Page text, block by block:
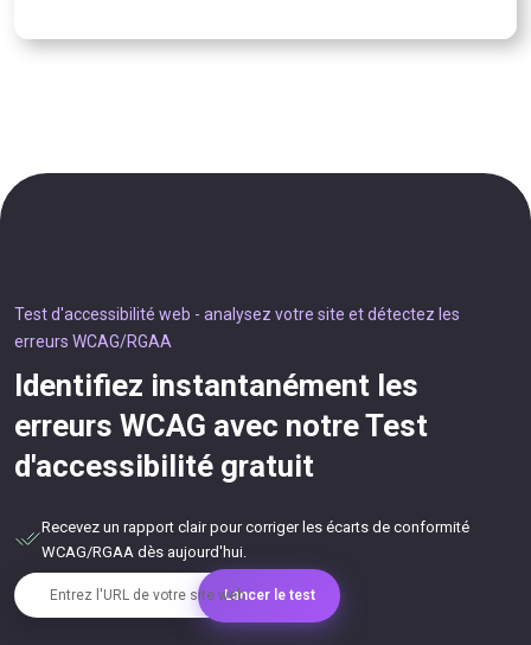
Test d'accessibilité web - analysez votre site et détectez les
erreurs WCAG/RGAA
Identifiez instantanément les
erreurs WCAG avec notre Test
d'accessibilité gratuit
Recevez un rapport clair pour corriger les écarts de conformité
WCAG/RGAA dès aujourd'hui.
Entrez l'URL de votre site webLancer le test